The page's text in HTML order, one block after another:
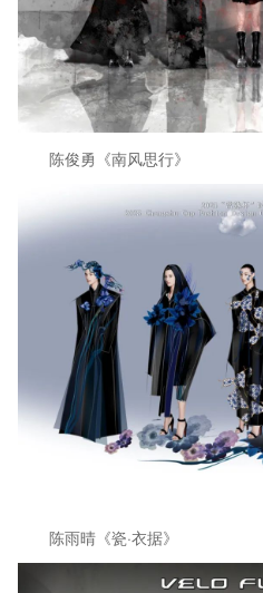
陈俊勇《南风思行》
陈雨晴《瓷·衣据》